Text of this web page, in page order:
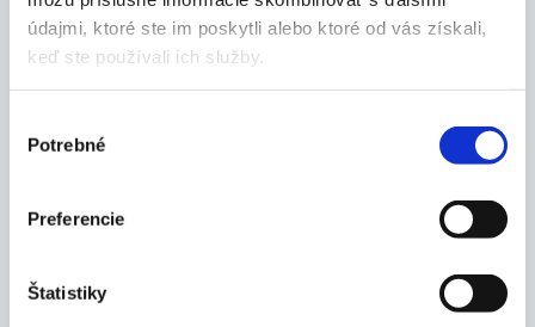
údajmi, ktoré ste im poskytli alebo ktoré od vás získali,
keď ste používali ich služby.
súhlasu
Potrebné
Preferencie
Štatistiky
Balenie:
1 ks
Dokumenty